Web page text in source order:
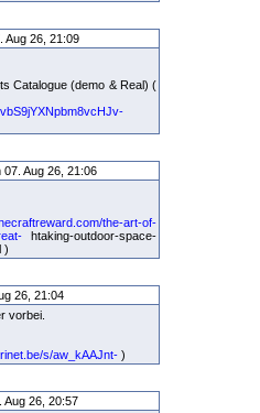
Aug 26, 21:09
Catalogue (demo & Real) (
Aug 26, 21:06
the-art-of-
htaking-outdoor-space-
)
26, 21:04
vorbei.
s/aw_kAAJnt- )
Aug 26, 20:57